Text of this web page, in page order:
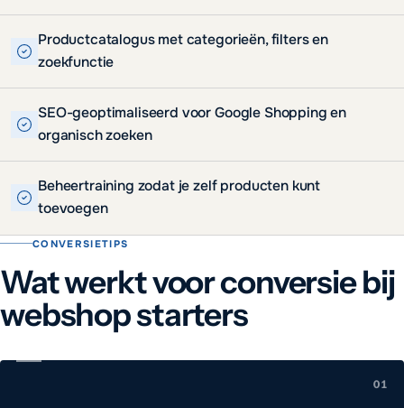
Productcatalogus met categorieën, filters en
zoekfunctie
SEO-geoptimaliseerd voor Google Shopping en
organisch zoeken
Beheertraining zodat je zelf producten kunt
toevoegen
CONVERSIETIPS
Wat werkt voor conversie bij
webshop starters